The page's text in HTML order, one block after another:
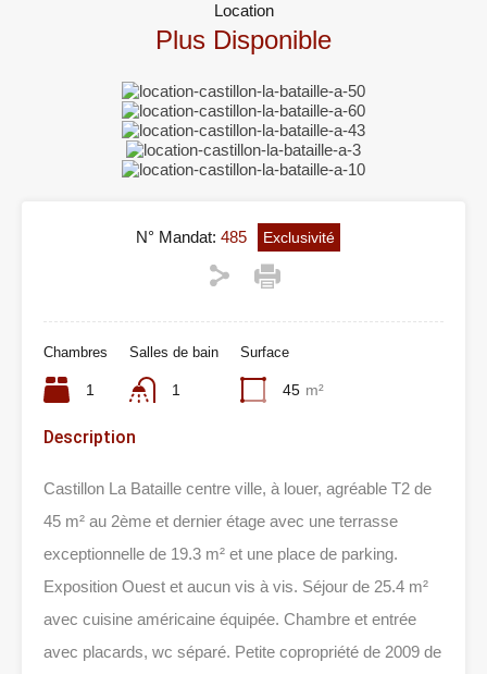
Location
Plus Disponible
N° Mandat: 485 Exclusivité
Chambres
1
Salles de bain
1
Surface
45 m²
Description
Castillon La Bataille centre ville, à louer, agréable T2 de
45 m² au 2ème et dernier étage avec une terrasse
exceptionnelle de 19.3 m² et une place de parking.
Exposition Ouest et aucun vis à vis. Séjour de 25.4 m²
avec cuisine américaine équipée. Chambre et entrée
avec placards, wc séparé. Petite copropriété de 2009 de